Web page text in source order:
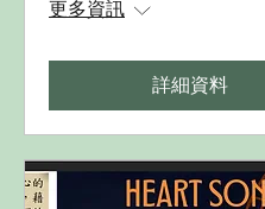
更多資訊
詳細資料